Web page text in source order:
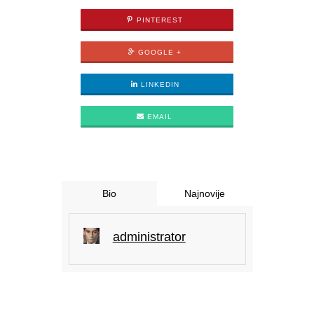
PINTEREST
GOOGLE +
LINKEDIN
EMAIL
Bio Najnovije
administrator